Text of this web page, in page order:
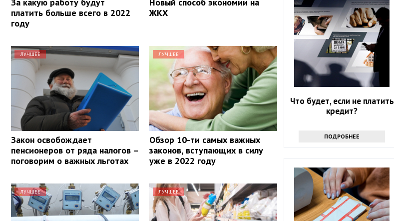
платить больше всего в 2022
году
ЖКХ
ЛУЧШЕЕ
Закон освобождает
пенсионеров от ряда налогов –
поговорим о важных льготах
ЛУЧШЕЕ
Обзор 10-ти самых важных
законов, вступающих в силу
уже в 2022 году
ЛУЧШЕЕ ЛУЧШЕЕ
Что будет, если не платить
кредит?
ПОДРОБНЕЕ